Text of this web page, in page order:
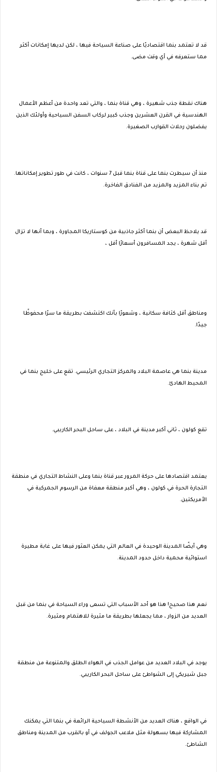
قد لا تعتمد بنما اقتصاديًا على صناعة السياحة فيها ، لكن لديها إمكانات أكثر
مما ستعرفه في أي وقت مضى.
هناك نقطة جذب شهيرة ، وهي قناة بنما ، والتي تعد واحدة من أعظم الأعمال
الهندسية في القرن العشرين وجذب كبير لركاب السفن السياحية وأولئك الذين
يفضلون رحلات القوارب الصغيرة.
منذ أن سيطرت بنما على قناة بنما قبل 7 سنوات ، كانت في طور تطوير إمكاناتها.
تم بناء المزيد والمزيد من الفنادق الفاخرة.
قد يلاحظ البعض أن بنما أكثر جاذبية من كوستاريكا المجاورة ، وبما أنها لا تزال
أقل شهرة ، يجد المسافرون أسعارًا أقل ،
ومناطق أقل كثافة سكانية ، وشعورًا بأنك اكتشفت بطريقة ما سرًا محفوظًا
جيدًا.
مدينة بنما هي عاصمة البلاد والمركز التجاري الرئيسي. تقع على خليج بنما في
المحيط الهادئ.
تقع كولون ، ثاني أكبر مدينة في البلاد ، على ساحل البحر الكاريبي.
يعتمد اقتصادها على حركة المرور عبر قناة بنما وعلى النشاط التجاري في منطقة
التجارة الحرة في كولون ، وهي أكبر منطقة معفاة من الرسوم الجمركية في
الأمريكتين.
وهي أيضًا المدينة الوحيدة في العالم التي يمكن العثور فيها على غابة مطيرة
استوائية محمية داخل حدود المدينة.
نعم هذا صحيح! هذا هو أحد الأسباب التي تسعى وراء السياحة في بنما من قبل
العديد من الزوار ، مما يجعلها بطريقة ما مثيرة للاهتمام ومثيرة.
يوجد في البلاد العديد من عوامل الجذب في الهواء الطلق والمتنوعة من منطقة
جبل شيريكي إلى الشواطئ على ساحل البحر الكاريبي.
في الواقع ، هناك العديد من الأنشطة السياحية الرائعة في بنما التي يمكنك
المشاركة فيها بسهولة مثل ملاعب الجولف في أو بالقرب من المدينة ومناطق
الشاطئ.